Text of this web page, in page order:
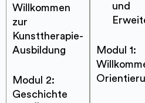
Willkommen
zur
Kunsttherapie-
Ausbildung
Modul 2:
Geschichte
und
Modul 1: